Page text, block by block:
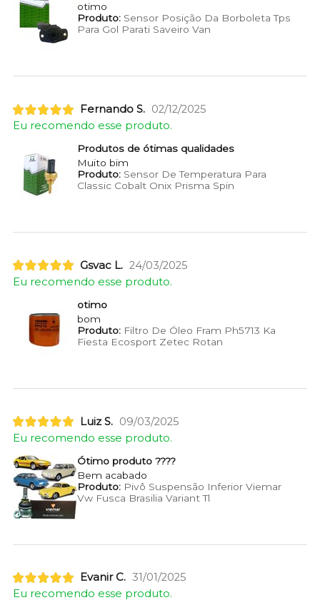
otimo
Produto:Sensor Posição Da Borboleta Tps
Para Gol Parati Saveiro Van
Fernando S. 02/12/2025
Eu recomendo esse produto.
Produtos de ótimas qualidades
Muito bim
Produto:Sensor De Temperatura Para
Classic Cobalt Onix Prisma Spin
Gsvac L. 24/03/2025
Eu recomendo esse produto.
otimo
bom
Produto:Filtro De Óleo Fram Ph5713 Ka
Fiesta Ecosport Zetec Rotan
Luiz S. 09/03/2025
Eu recomendo esse produto.
Ótimo produto ????
Bem acabado
Produto:Pivô Suspensão Inferior Viemar
Vw Fusca Brasilia Variant Tl
Evanir C. 31/01/2025
Eu recomendo esse produto.